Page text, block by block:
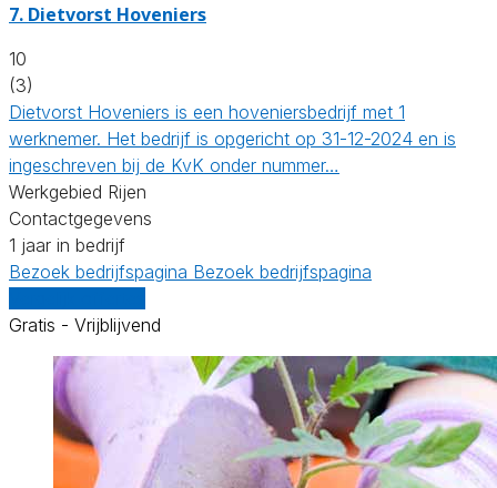
7. Dietvorst Hoveniers
10
(3)
Dietvorst Hoveniers is een hoveniersbedrijf met 1
werknemer. Het bedrijf is opgericht op 31-12-2024 en is
ingeschreven bij de KvK onder nummer…
Werkgebied Rijen
Contactgegevens
1 jaar in bedrijf
Bezoek bedrijfspagina Bezoek bedrijfspagina
Gratis - Vrijblijvend